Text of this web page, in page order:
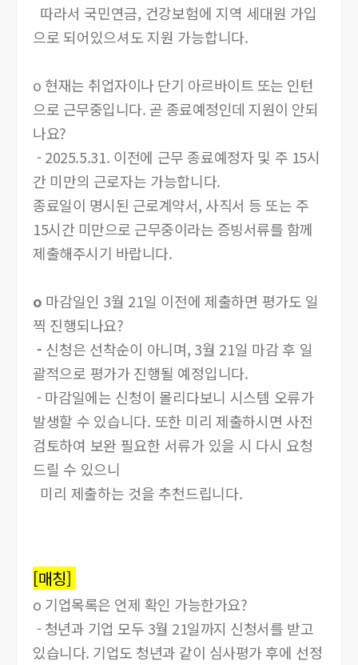
따라서 국민연금, 건강보험에 지역 세대원 가입
으로 되어있으셔도 지원 가능합니다.
o 현재는 취업자이나 단기 아르바이트 또는 인턴
으로 근무중입니다. 곧 종료예정인데 지원이 안되
나요?
- 2025.5.31. 이전에 근무 종료예정자 및 주 15시
간 미만의 근로자는 가능합니다.
종료일이 명시된 근로계약서, 사직서 등 또는 주
15시간 미만으로 근무중이라는 증빙서류를 함께
제출해주시기 바랍니다.
o 마감일인 3월 21일 이전에 제출하면 평가도 일
찍 진행되나요?
- 신청은 선착순이 아니며, 3월 21일 마감 후 일
괄적으로 평가가 진행될 예정입니다.
- 마감일에는 신청이 몰리다보니 시스템 오류가
발생할 수 있습니다. 또한 미리 제출하시면 사전
검토하여 보완 필요한 서류가 있을 시 다시 요청
드릴 수 있으니
미리 제출하는 것을 추천드립니다.
[매칭]
o 기업목록은 언제 확인 가능한가요?
- 청년과 기업 모두 3월 21일까지 신청서를 받고
있습니다. 기업도 청년과 같이 심사평가 후에 선정